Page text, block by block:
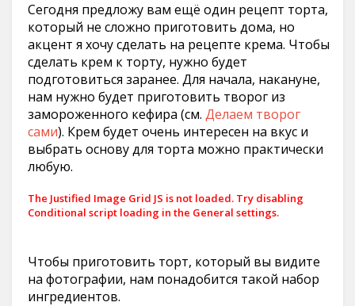
Сегодня предложу вам ещё один рецепт торта,
который не сложно приготовить дома, но
акцент я хочу сделать на рецепте крема. Чтобы
сделать крем к торту, нужно будет
подготовиться заранее. Для начала, накануне,
нам нужно будет приготовить творог из
замороженного кефира (см. Делаем творог
сами). Крем будет очень интересен на вкус и
выбрать основу для торта можно практически
любую.
The Justified Image Grid JS is not loaded. Try disabling
Conditional script loading in the General settings.
Чтобы приготовить торт, который вы видите
на фотографии, нам понадобится такой набор
ингредиентов.